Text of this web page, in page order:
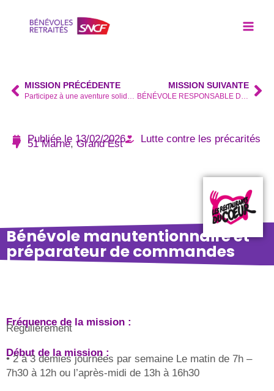
MISSION PRÉCÉDENTE
Participez à une aventure solidaire et éco responsable unique !
MISSION SUIVANTE
BÉNÉVOLE RESPONSABLE DE CENTRE REIMS ORGEVAL
Publiée le 13/02/2026 Lutte contre les précarités
51 Marne,Grand Est
Bénévole manutentionnaire et
préparateur de commandes
Fréquence de la mission :
Régulièrement
Début de la mission :
• 2 à 3 demies journées par semaine Le matin de 7h –
7h30 à 12h ou l’après-midi de 13h à 16h30